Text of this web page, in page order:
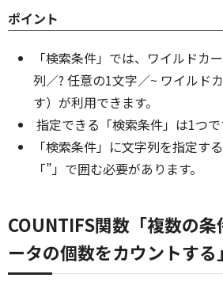
ポイント
「検索条件」では、ワイルドカ
列／? 任意の1文字／~ ワイルド
す）が利用できます。
指定できる「検索条件」は1つで
「検索条件」に文字列を指定す
「”」で囲む必要があります。
COUNTIFS関数「複数の
ータの個数をカウントする」